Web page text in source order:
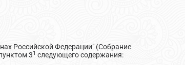
Российской Федерации" (Собрание
31 следующего содержания: